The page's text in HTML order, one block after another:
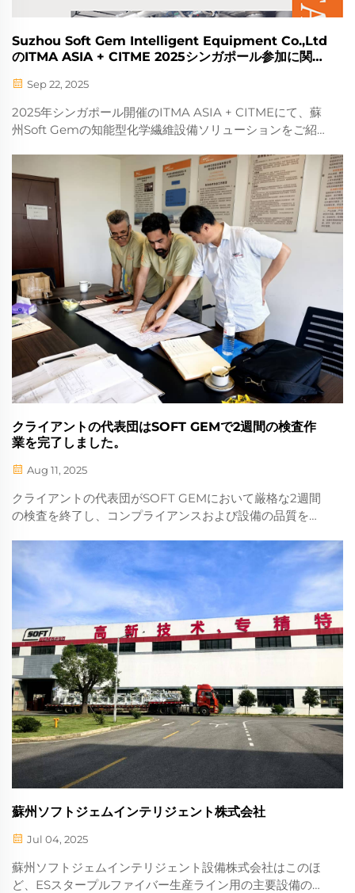
Suzhou Soft Gem Intelligent Equipment Co.,Ltd
のITMA ASIA + CITME 2025シンガポール参加に関す
Sep 22, 2025
2025年シンガポール開催のITMA ASIA + CITMEにて、蘇
州Soft Gemの知能型化学繊維設備ソリューションをご紹
レードプランをカスタマイズ。今すぐミーティングを予約
しましょう！
クライアントの代表団はSOFT GEMで2週間の検査作
業を完了しました。
Aug 11, 2025
クライアントの代表団がSOFT GEMにおいて厳格な2週間
の検査を終了し、コンプライアンスおよび設備の品質を確
市場拡大への道を開く方法についてご紹介します。
蘇州ソフトジェムインテリジェント株式会社
Jul 04, 2025
蘇州ソフトジェムインテリジェント設備株式会社はこのほ
ど、ESスタープルファイバー生産ライン用の主要設備の納